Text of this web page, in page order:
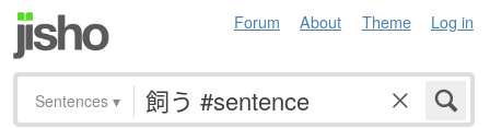
Forum About Theme Log in
Sentences ▾